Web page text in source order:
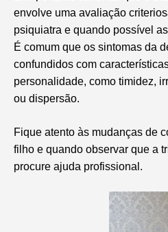
envolve uma avaliação
psiquiatra e quando possível
É comum que os sintomas da
confundidos com
personalidade, como timidez,
ou dispersão.
Fique atento às mudanças de
filho e quando observar que a
procure ajuda profissional.